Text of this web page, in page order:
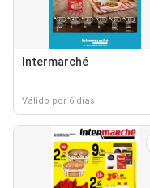
Intermarché
Válido por 6 dias